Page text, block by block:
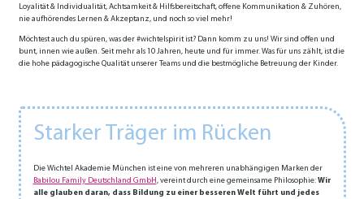
Loyalität & Individualität, Achtsamkeit & Hilfs­bereitschaft, offene Kommunikation & Zu­hören,
nie aufhörendes Lernen & Akzeptanz, und noch so viel mehr!
Möchtest auch du spüren, was der #wichtelspirit ist? Dann komm zu uns! Wir sind offen und
bunt, innen wie außen. Seit mehr als 10 Jahren, heute und für immer. Was für uns zählt, ist die
die hohe pädag­ogische Qualität unserer Teams und die best­mögliche Betreuung der Kinder.
Starker Träger im Rücken
Die Wichtel Akademie München ist eine von mehreren unabhängigen Marken der
Babilou Family Deutschland GmbH, vereint durch eine gemeinsame Philosophie:Wir
alle glauben daran, dass Bildung zu einer besseren Welt führt und jedes